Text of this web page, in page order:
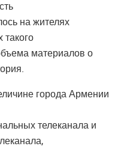
на жителях
материалов о
города Армении
телеканала и